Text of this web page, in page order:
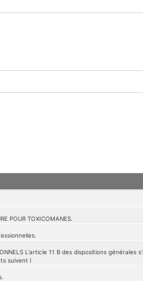
POUR TOXICOMANES.
L'article 11 B des dispositions
suivent l